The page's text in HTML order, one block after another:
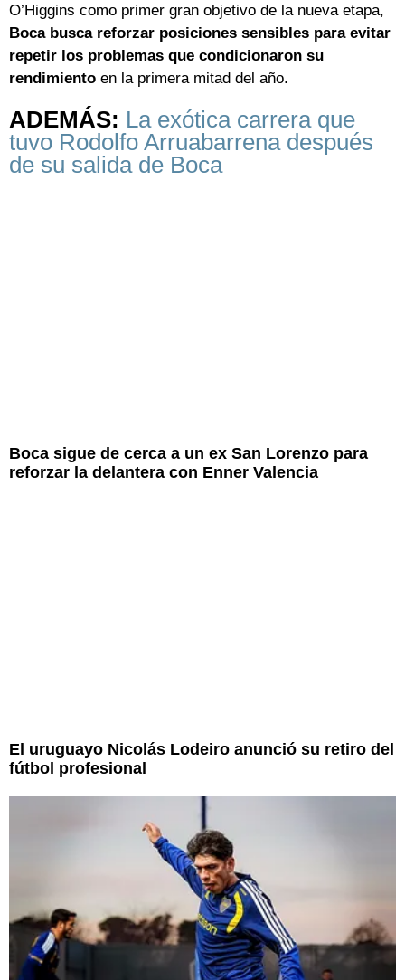
O’Higgins como primer gran objetivo de la nueva etapa,
Boca busca reforzar posiciones sensibles para evitar
repetir los problemas que condicionaron su
rendimiento en la primera mitad del año.
ADEMÁS: La exótica carrera que
tuvo Rodolfo Arruabarrena después
de su salida de Boca
Boca sigue de cerca a un ex San Lorenzo para
reforzar la delantera con Enner Valencia
El uruguayo Nicolás Lodeiro anunció su retiro del
fútbol profesional